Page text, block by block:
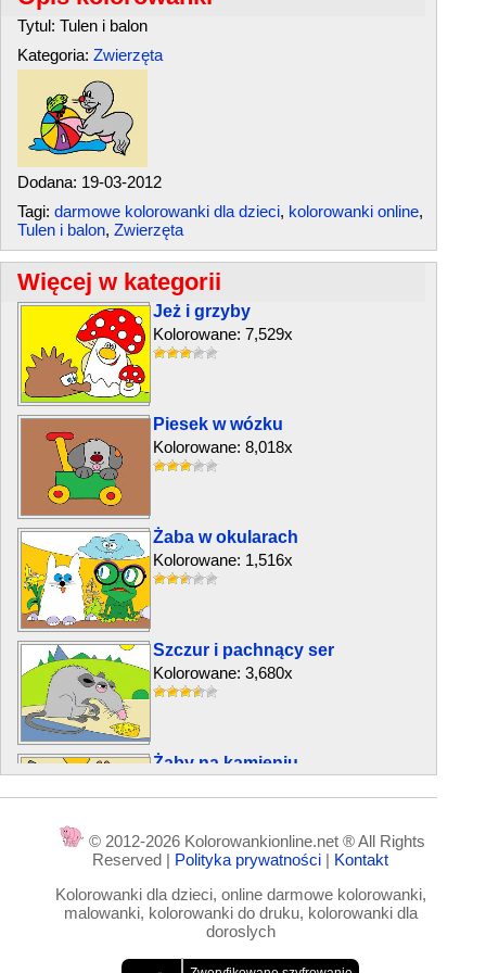
Tytul: Tulen i balon
Kategoria: Zwierzęta
Dodana: 19-03-2012
Tagi: darmowe kolorowanki dla dzieci, kolorowanki online,
Tulen i balon, Zwierzęta
Więcej w kategorii
Jeż i grzyby
Kolorowane: 7,529x
Piesek w wózku
Kolorowane: 8,018x
Żaba w okularach
Kolorowane: 1,516x
Szczur i pachnący ser
Kolorowane: 3,680x
Żaby na kamieniu
Kolorowane: 7,767x
© 2012-2026 Kolorowankionline.net ® All Rights
Reserved | Polityka prywatności | Kontakt
Kolorowanki dla dzieci, online darmowe kolorowanki,
malowanki, kolorowanki do druku, kolorowanki dla
doroslych